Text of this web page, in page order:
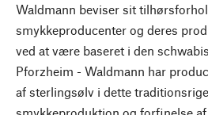
Waldmann beviser sit
smykkeproducenter og deres
ved at være baseret i den
Pforzheim - Waldmann har
af sterlingsølv i dette
smykkeproduktion og forfinelse